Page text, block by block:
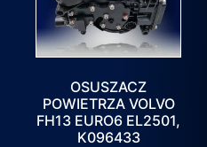
OSUSZACZ
POWIETRZA VOLVO
FH13 EURO6 EL2501,
K096433